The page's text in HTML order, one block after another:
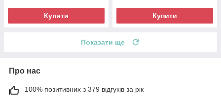
Купити Купити
Показати ще
Про нас
100% позитивних з 379 відгуків за рік